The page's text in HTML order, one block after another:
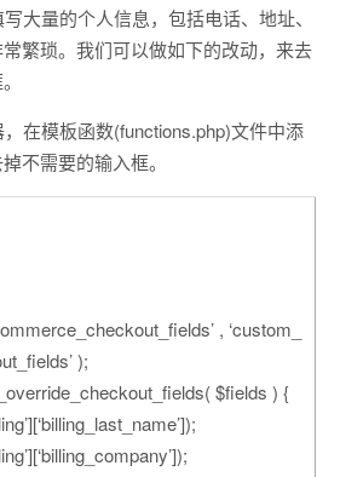
大量的个人信息，包括电话、地址、
繁琐。我们可以做如下的改动，来去
在模板函数(functions.php)文件中添
不需要的输入框。
, ‘custom_
);
$fields ) {